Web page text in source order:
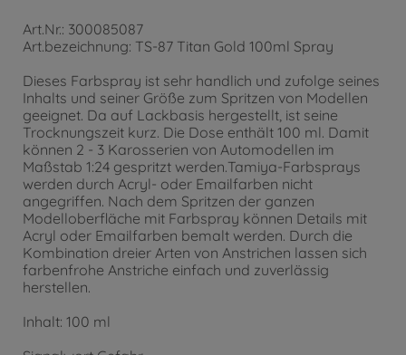
Art.Nr.: 300085087
Art.bezeichnung: TS-87 Titan Gold 100ml Spray
Dieses Farbspray ist sehr handlich und zufolge seines
Inhalts und seiner Größe zum Spritzen von Modellen
geeignet. Da auf Lackbasis hergestellt, ist seine
Trocknungszeit kurz. Die Dose enthält 100 ml. Damit
können 2 - 3 Karosserien von Automodellen im
Maßstab 1:24 gespritzt werden.Tamiya-Farbsprays
werden durch Acryl- oder Emailfarben nicht
angegriffen. Nach dem Spritzen der ganzen
Modelloberfläche mit Farbspray können Details mit
Acryl oder Emailfarben bemalt werden. Durch die
Kombination dreier Arten von Anstrichen lassen sich
farbenfrohe Anstriche einfach und zuverlässig
herstellen.
Inhalt: 100 ml